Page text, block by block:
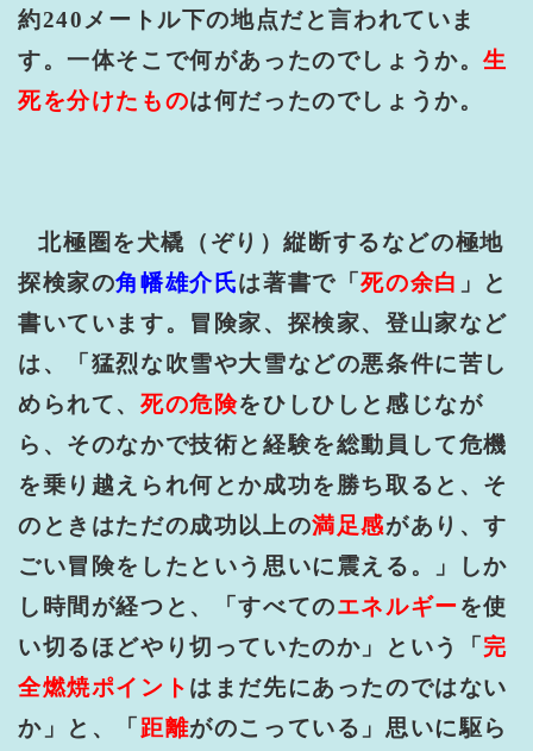
約240 メートル下の地点だと言われていま
す。一体そこで何があったのでしょうか。生
死を分けたものは何だったのでしょうか。
北極圏を犬橇（ぞり）縦断するなどの極地
探検家の角幡雄介氏は著書で「死の余白 」と
書いています。冒険家、探検家、登山家など
は、「猛烈な吹雪や大雪などの悪条件に苦し
められて、 死の危険をひしひしと感じなが
ら、そのなかで技術と経験を総動員して危機
を乗り越えられ何とか成功を勝ち取ると、そ
のときはただの成功以上の満足感があり、す
ごい冒険をしたという思いに震える。」しか
し時間が経つと、「すべてのエネルギー を使
い切るほどやり切っていたのか」という「 完
全燃焼ポイント はまだ先にあったのではない
か」と、「 距離がのこっている」思いに駆ら